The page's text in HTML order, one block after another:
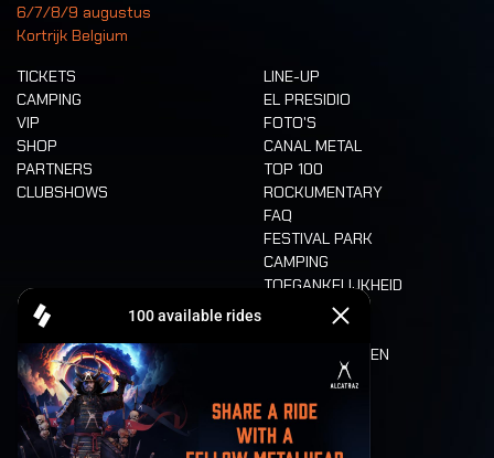
6/7/8/9 augustus
Kortrijk Belgium
TICKETS
CAMPING
VIP
SHOP
PARTNERS
CLUBSHOWS
LINE-UP
EL PRESIDIO
FOTO'S
CANAL METAL
TOP 100
ROCKUMENTARY
FAQ
FESTIVAL PARK
CAMPING
TOEGANKELIJKHEID
CASHLESS
ETEN EN DRINKEN
MOBILITEIT
LONE WOLVES
PLATTEGROND
DEATH RIDE